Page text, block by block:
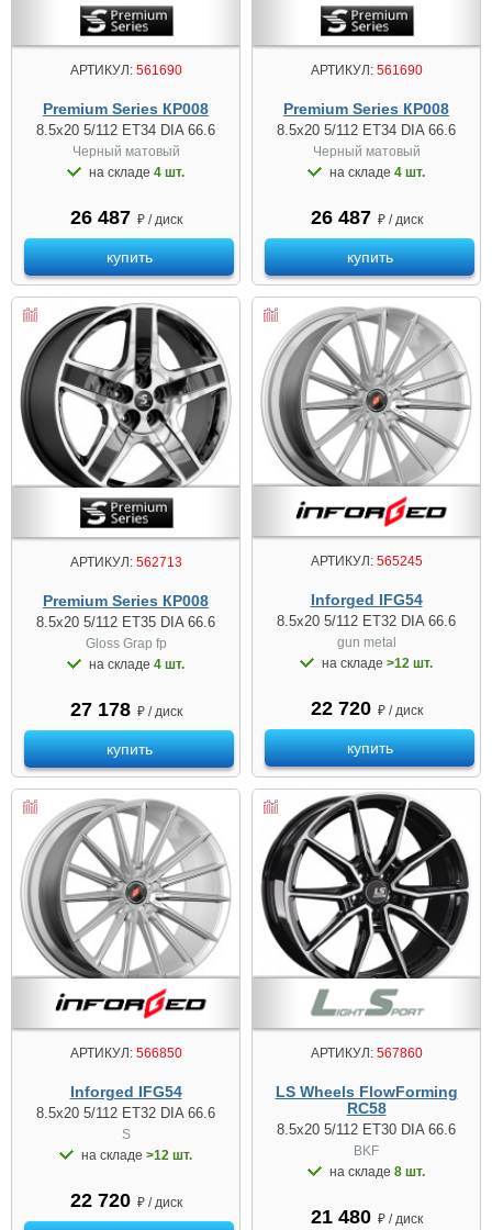
АРТИКУЛ:561690
Premium Series КР008
8.5x20 5/112 ET34 DIA 66.6
Черный матовый
на складе 4 шт.
26 487 ₽ / диск
купить
АРТИКУЛ:561690
Premium Series КР008
8.5x20 5/112 ET34 DIA 66.6
Черный матовый
на складе 4 шт.
26 487 ₽ / диск
купить
АРТИКУЛ:562713
Premium Series КР008
8.5x20 5/112 ET35 DIA 66.6
Gloss Grap fp
на складе 4 шт.
27 178 ₽ / диск
купить
АРТИКУЛ:565245
Inforged IFG54
8.5x20 5/112 ET32 DIA 66.6
gun metal
на складе >12 шт.
22 720 ₽ / диск
купить
АРТИКУЛ:566850
Inforged IFG54
8.5x20 5/112 ET32 DIA 66.6
S
на складе >12 шт.
22 720 ₽ / диск
АРТИКУЛ:567860
LS Wheels FlowForming
RC58
8.5x20 5/112 ET30 DIA 66.6
BKF
на складе 8 шт.
21 480 ₽ / диск